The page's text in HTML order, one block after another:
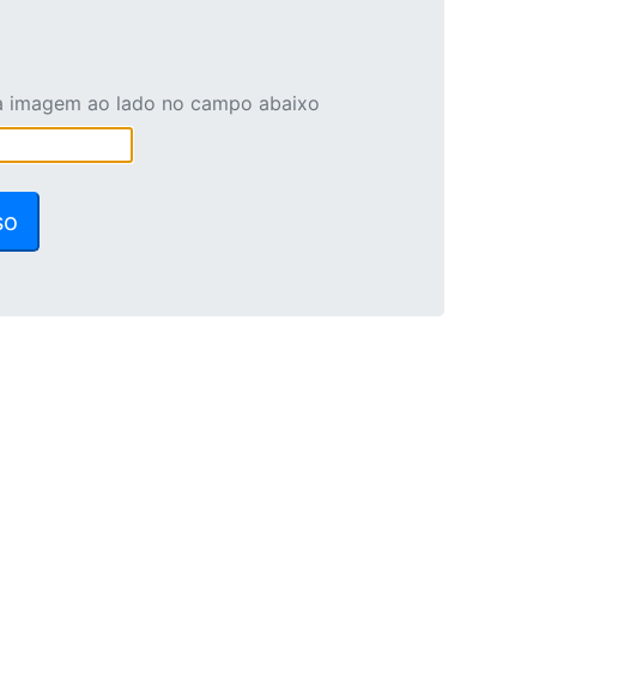
imagem ao lado no campo abaixo